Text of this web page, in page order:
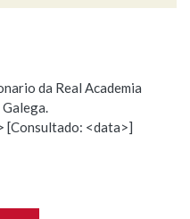
da Real Academia
[Consultado: <data>]